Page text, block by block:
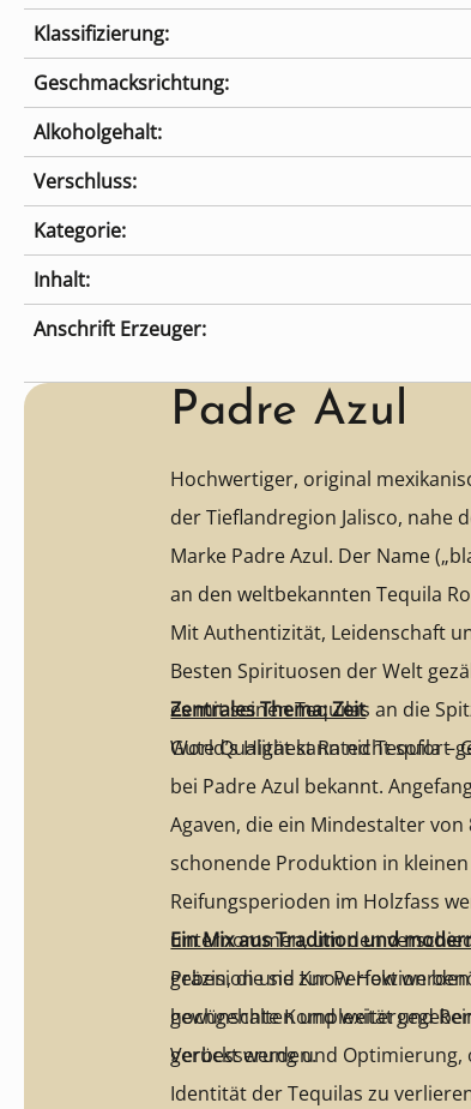
Kategorie:
Geschmacksrichtung:
Alkoholgehalt:
Klassifizierung:
Verschluss:
Inhalt:
Anschrift Erzeuger:
Padre Azul
Hochwertiger, original
der Tieflandregion Jalisco, nahe
Marke Padre Azul. Der Name
an den weltbekannten Tequila
Mit Authentizität, Leidenschaft
Besten Spirituosen der Welt
es mit seinen Tequilas an die
World’s Highest Rated Tequila –
Zentrales Thema: Zeit
Gute Qualität kann nicht sofort
bei Padre Azul bekannt.
Agaven, die ein Mindestalter
schonende Produktion in
Reifungsperioden im Holzfass
unternommen, um den
geben, die sie zur Perfektion
gewünschte Komplexität und
gerückt werden.
Ein Mix aus Tradition und
Präzision und Know-How
hochgehalten und
Verbesserung und
Identität der Tequilas zu